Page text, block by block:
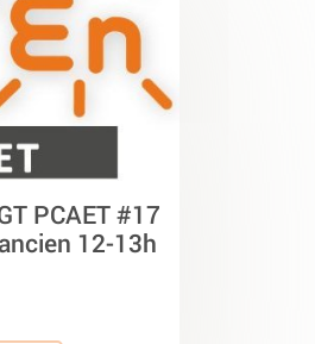
PCAET #17
12-13h